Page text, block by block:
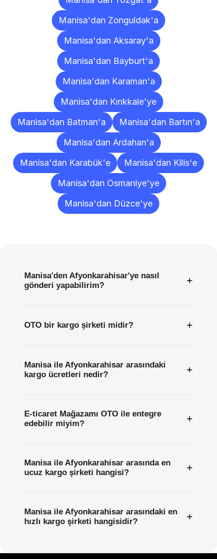
Manisa'dan Zonguldak'a
Manisa'dan Aksaray'a
Manisa'dan Bayburt'a
Manisa'dan Karaman'a
Manisa'dan Kırıkkale'ye
Manisa'dan Batman'a
Manisa'dan Bartın'a
Manisa'dan Ardahan'a
Manisa'dan Karabük'e
Manisa'dan Kilis'e
Manisa'dan Osmaniye'ye
Manisa'dan Düzce'ye
Manisa'den Afyonkarahisar'ye nasıl
gönderi yapabilirim?
+
OTO bir kargo şirketi midir? +
Manisa ile Afyonkarahisar arasındaki
kargo ücretleri nedir?
+
E-ticaret Mağazamı OTO ile entegre
edebilir miyim?
+
Manisa ile Afyonkarahisar arasında en
ucuz kargo şirketi hangisi?
+
Manisa ile Afyonkarahisar arasındaki en
hızlı kargo şirketi hangisidir?
+